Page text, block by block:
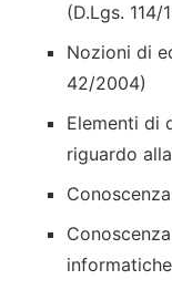
(D.Lgs. 114/
Nozioni di
42/2004)
Elementi di
riguardo
informatiche